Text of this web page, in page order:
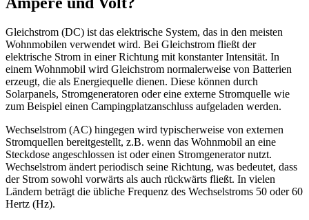
Gleichstrom (DC) ist das elektrische System, das in den meisten
Wohnmobilen verwendet wird. Bei Gleichstrom fließt der
elektrische Strom in einer Richtung mit konstanter Intensität. In
einem Wohnmobil wird Gleichstrom normalerweise von Batterien
erzeugt, die als Energiequelle dienen. Diese können durch
Solarpanels, Stromgeneratoren oder eine externe Stromquelle wie
zum Beispiel einen Campingplatzanschluss aufgeladen werden.
Wechselstrom (AC) hingegen wird typischerweise von externen
Stromquellen bereitgestellt, z.B. wenn das Wohnmobil an eine
Steckdose angeschlossen ist oder einen Stromgenerator nutzt.
Wechselstrom ändert periodisch seine Richtung, was bedeutet, dass
der Strom sowohl vorwärts als auch rückwärts fließt. In vielen
Ländern beträgt die übliche Frequenz des Wechselstroms 50 oder 60
Hertz (Hz).